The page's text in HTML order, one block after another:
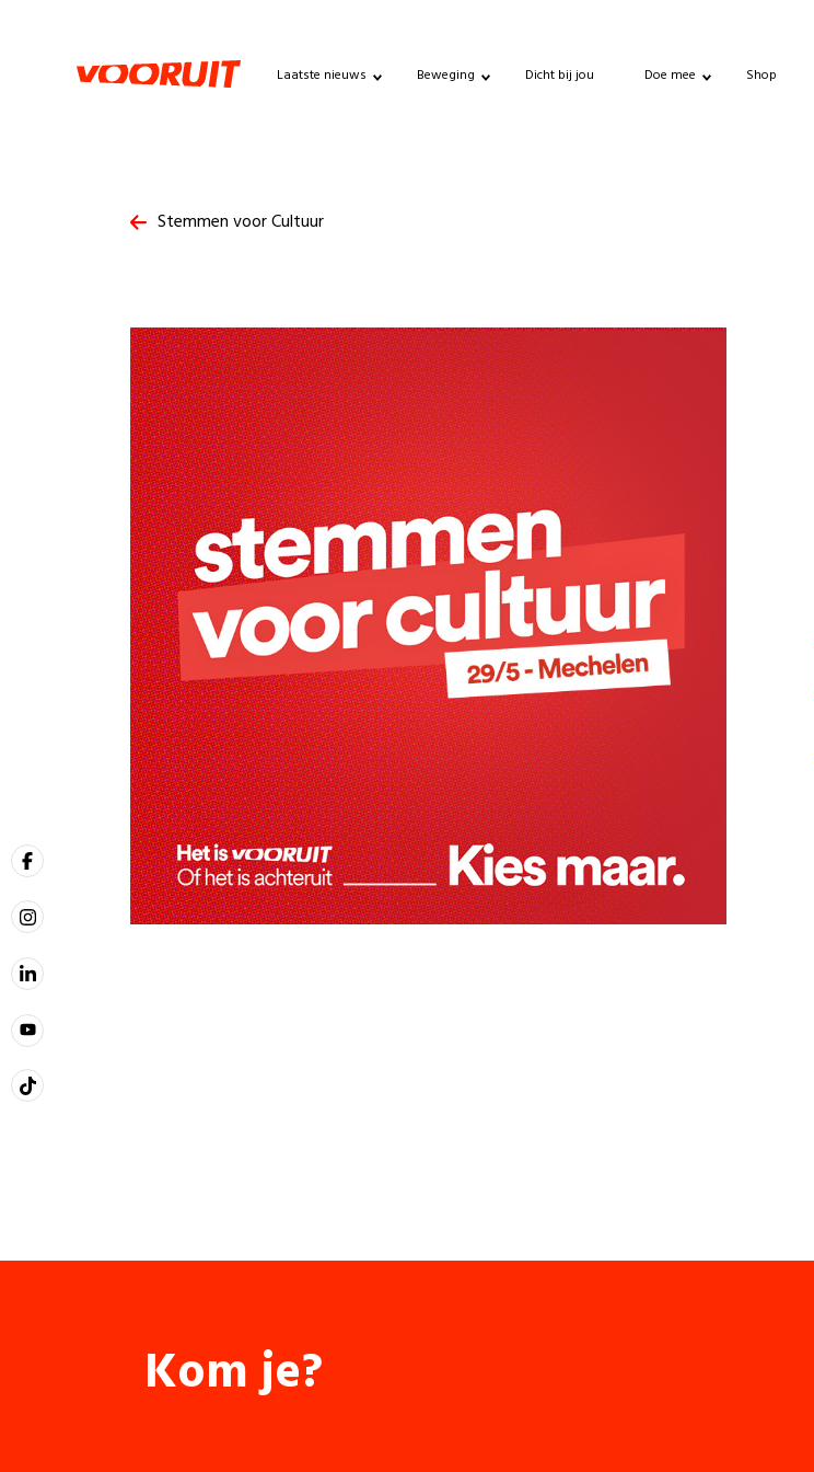
Laatste nieuws Beweging Dicht bij jou Doe mee Shop
Stemmen voor Cultuur
Kom je?